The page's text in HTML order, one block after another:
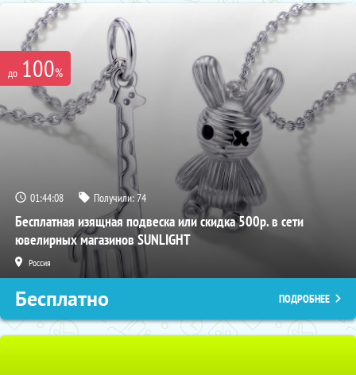
до 100%
01:44:07 Получили:74
Бесплатная изящная подвеска или скидка 500р. в сети
ювелирных магазинов SUNLIGHT
Россия
Бесплатно ПОДРОБНЕЕ